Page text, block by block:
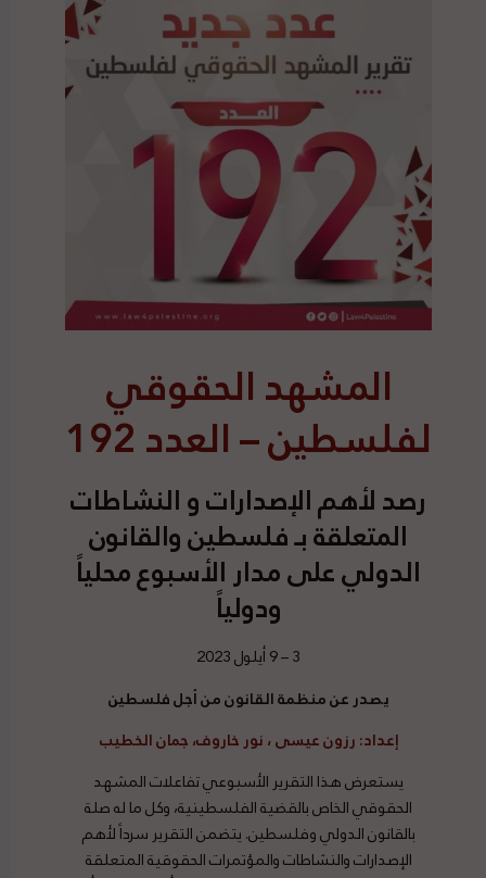
المشهد الحقوقي
لفلسطين – العدد 192
رصدلأهم الإصدارات و النشاطات
المتعلقة بـ فلسطين والقانون
الدولي على مدار الأسبوع محلياً
ودولياً
3 – 9 أيلول 2023
يصدر عن منظمة القانون من أجل فلسطين
إعداد:رزون عيسى ، نور خاروف، جمان الخطيب
يستعرض هذا التقرير الأسبوعي تفاعلات المشهد
الحقوقي الخاص بالقضية الفلسطينية، وكل ما له صلة
بالقانون الدولي وفلسطين. يتضمن التقرير سرداً لأهم
الإصدارات والنشاطات والمؤتمرات الحقوقية المتعلقة